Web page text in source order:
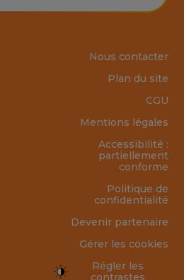
Nous contacter
Plan du site
CGU
Mentions légales
Accessibilité :
partiellement
conforme
Politique de
confidentialité
Devenir partenaire
Gérer les cookies
Régler les
contrastes